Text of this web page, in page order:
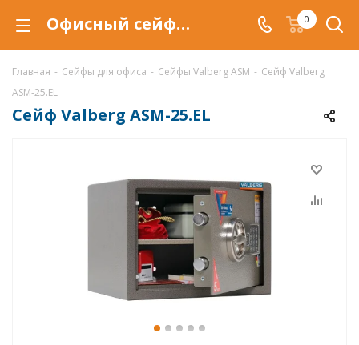
Офисный сейф Valberg ASM-25.EL в Уфе купить со скидкой по низкой цене в интернет-магазине ValbergSafe.ru 0
Главная - Сейфы для офиса - Сейфы Valberg ASM - Сейф Valberg
ASM-25.EL
Сейф Valberg ASM-25.EL